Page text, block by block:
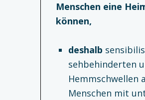
Menschen eine
können,
deshalb
sehbehinderten
Hemmschwellen
Menschen mit